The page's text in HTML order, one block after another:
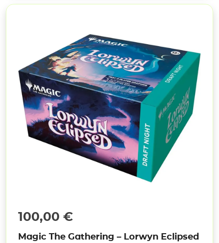
100,00 €
Magic The Gathering – Lorwyn Eclipsed